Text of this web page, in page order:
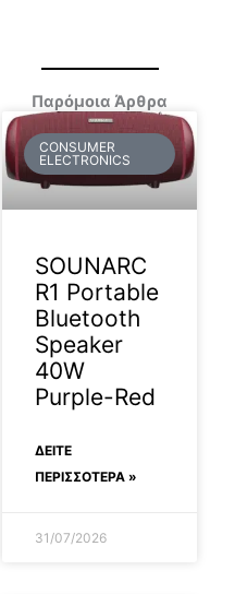
Παρόμοια Άρθρα
CONSUMER
ELECTRONICS
SOUNARC
R1 Portable
Bluetooth
Speaker
40W
Purple-Red
ΔΕΊΤΕ
ΠΕΡΙΣΣΟΤΕΡΑ »
31/07/2026